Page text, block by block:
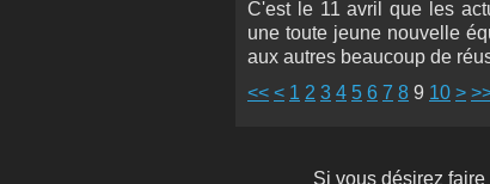
C'est le 11 avril que les
une toute jeune nouvelle
aux autres beaucoup de
<< < 1 2 3 4 5 6 7 8 9 10 20
>
Si vous désirez